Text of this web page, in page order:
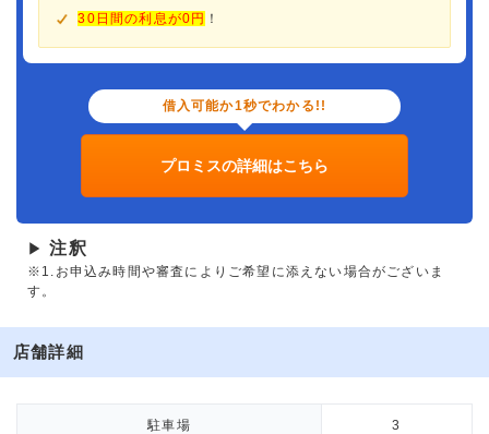
30日間の利息が0円 ！
借入可能か1秒でわかる!!
プロミスの詳細はこちら
▶ 注釈
※1.お申込み時間や審査によりご希望に添えない場合がございま
す。
店舗詳細
駐車場 3